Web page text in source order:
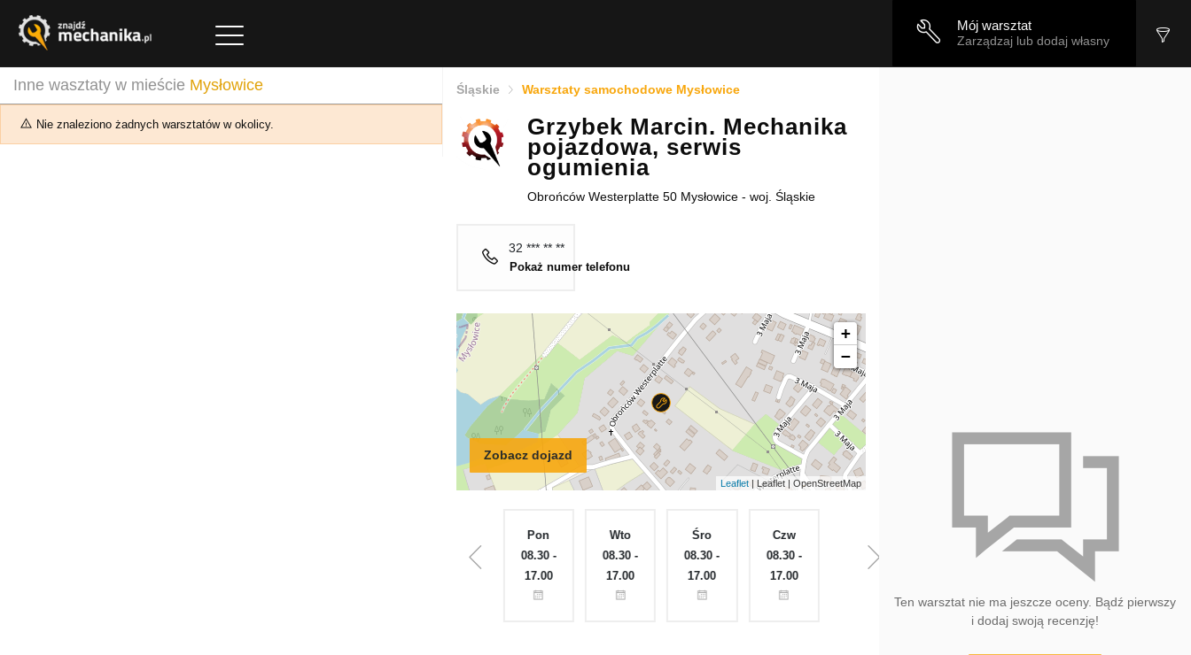
Mój warsztat
Zarządzaj lub dodaj własny
Inne wasztaty w mieście Mysłowice
Nie znaleziono żadnych warsztatów w okolicy.
Śląskie Warsztaty samochodowe Mysłowice
Grzybek Marcin. Mechanika
pojazdowa, serwis
ogumienia
Obrońców Westerplatte 50 Mysłowice - woj. Śląskie
32 *** ** **
Pokaż numer telefonu
Zobacz dojazd
+
−
Leaflet | Leaflet | OpenStreetMap
Zamknięte
Pon
08.30 -
17.00
Wto
08.30 -
17.00
Śro
08.30 -
17.00
Czw
08.30 -
17.00
08.30 -
Zamknięte
08.30 -
Ten warsztat nie ma jeszcze oceny. Bądź pierwszy
i dodaj swoją recenzję!